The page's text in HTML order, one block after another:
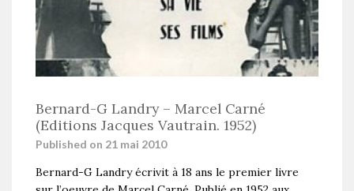
Bernard-G Landry – Marcel Carné
(Editions Jacques Vautrain. 1952)
Published on 21 mai 2010
Bernard-G Landry écrivit à 18 ans le premier livre